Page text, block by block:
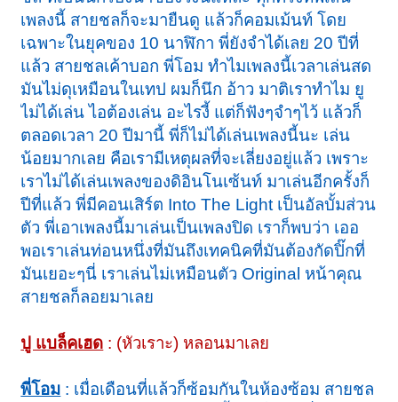
เพลงนี้ สายชลก็จะมายืนดู แล้วก็คอมเม้นท์ โดย
เฉพาะในยุคของ 10 นาฬิกา พี่ยังจำได้เลย 20 ปีที่
แล้ว สายชลเค้าบอก พี่โอม ทำไมเพลงนี้เวลาเล่นสด
มันไม่ดุเหมือนในเทป ผมก็นึก อ้าว มาติเราทำไม ยู
ไม่ได้เล่น ไอต้องเล่น อะไรงี้ แต่ก็ฟังๆจำๆไว้ แล้วก็
ตลอดเวลา 20 ปีมานี้ พี่ก็ไม่ได้เล่นเพลงนี้นะ เล่น
น้อยมากเลย คือเรามีเหตุผลที่จะเลี่ยงอยู่แล้ว เพราะ
เราไม่ได้เล่นเพลงของดิอินโนเซ้นท์ มาเล่นอีกครั้งก็
ปีที่แล้ว พี่มีคอนเสิร์ต Into The Light เป็นอัลบั้มส่วน
ตัว พี่เอาเพลงนี้มาเล่นเป็นเพลงปิด เราก็พบว่า เออ
พอเราเล่นท่อนหนึ่งที่มันถึงเทคนิคที่มันต้องกัดปิ๊กที่
มันเยอะๆนี่ เราเล่นไม่เหมือนตัว Original หน้าคุณ
สายชลก็ลอยมาเลย
ปู แบล็คเฮด : (หัวเราะ) หลอนมาเลย
พี่โอม : เมื่อเดือนที่แล้วก็ซ้อมกันในห้องซ้อม สายชล